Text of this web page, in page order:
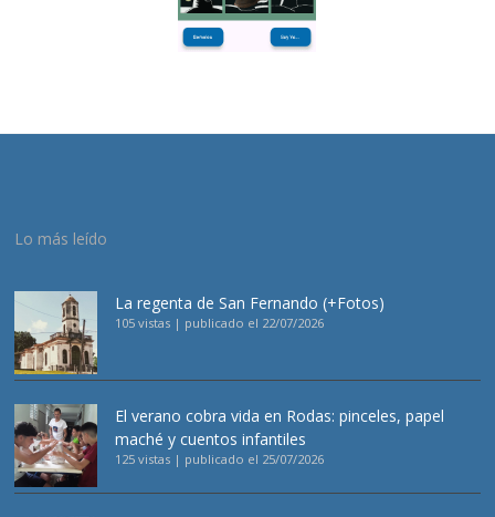
Lo más leído
La regenta de San Fernando (+Fotos)
105 vistas | publicado el 22/07/2026
El verano cobra vida en Rodas: pinceles, papel
maché y cuentos infantiles
125 vistas | publicado el 25/07/2026